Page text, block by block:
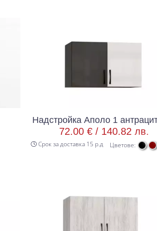
Надстройка Аполо 1
72.00 € / 140.82 лв.
Срок за доставка 15 р.д Цветове: